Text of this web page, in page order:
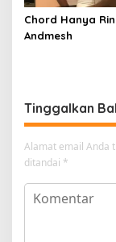
Chord Hanya
Andmesh
Tinggalkan
Alamat email Anda
ditandai *